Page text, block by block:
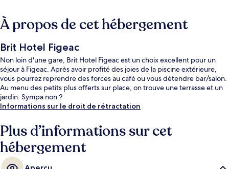
À propos de cet hébergement
Brit Hotel Figeac
Non loin d'une gare, Brit Hotel Figeac est un choix excellent pour un
séjour à Figeac. Après avoir profité des joies de la piscine extérieure,
vous pourrez reprendre des forces au café ou vous détendre bar/salon.
Au menu des petits plus offerts sur place, on trouve une terrasse et un
jardin. Sympa non ?
Informations sur le droit de rétractation
Plus d’informations sur cet
hébergement